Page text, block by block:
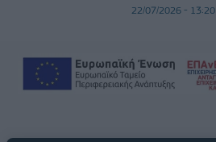
22/07/2026 - 13:20